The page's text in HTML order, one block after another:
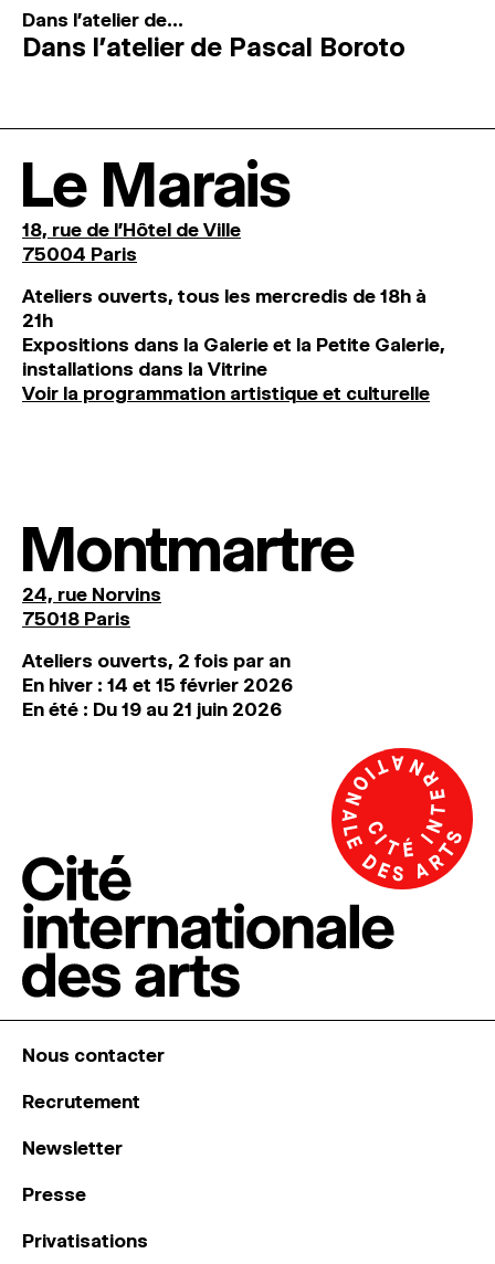
Dans l'atelier de...
Dans l’atelier de Pascal Boroto
Le Marais
18, rue de l'Hôtel de Ville
75004 Paris
Ateliers ouverts, tous les mercredis de 18h à
21h
Expositions dans la Galerie et la Petite Galerie,
installations dans la Vitrine
Voir la programmation artistique et culturelle
Montmartre
24, rue Norvins
75018 Paris
Ateliers ouverts, 2 fois par an
En hiver : 14 et 15 février 2026
En été : Du 19 au 21 juin 2026
Nous contacter
Recrutement
Newsletter
Presse
Privatisations